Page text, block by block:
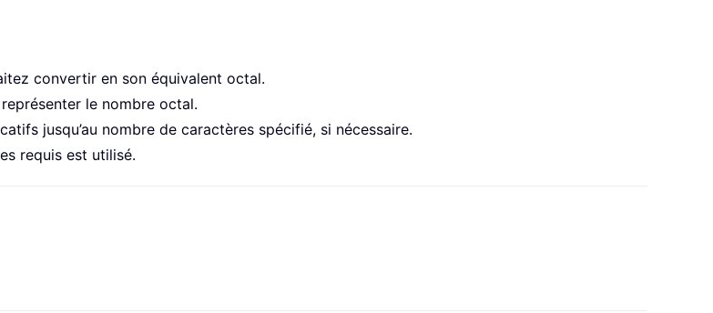
convertir en son équivalent octal.
le nombre octal.
jusqu’au nombre de caractères spécifié, si nécessaire.
requis est utilisé.